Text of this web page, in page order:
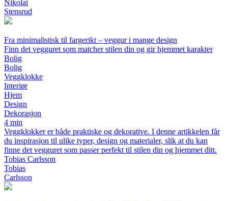
Nikolai
Stensrud
Fra minimalistisk til fargerikt – veggur i mange design
Finn det vegguret som matcher stilen din og gir hjemmet karakter
Bolig
Bolig
Veggklokke
Interiør
Hjem
Design
Dekorasjon
4 min
Veggklokker er både praktiske og dekorative. I denne artikkelen får
du inspirasjon til ulike typer, design og materialer, slik at du kan
finne det vegguret som passer perfekt til stilen din og hjemmet ditt.
Tobias Carlsson
Tobias
Carlsson